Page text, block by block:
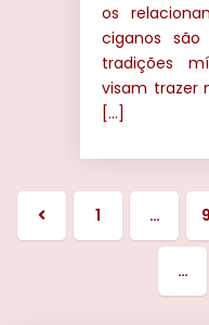
os
ciganos são
tradições
visam trazer
[…]
Página
1 …
…